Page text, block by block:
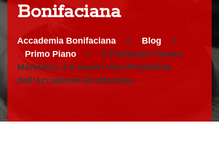
Bonifaciana
Accademia Bonifaciana > Blog
>
Primo Piano
>
Il Professor Cesare
Marinacci, è il nuovo Vice Presidente
dell’Accademia Bonifaciana